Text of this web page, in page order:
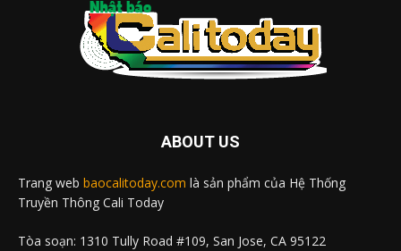
ABOUT US
Trang web baocalitoday.com là sản phẩm của Hệ Thống
Truyền Thông Cali Today
Tòa soạn: 1310 Tully Road #109, San Jose, CA 95122